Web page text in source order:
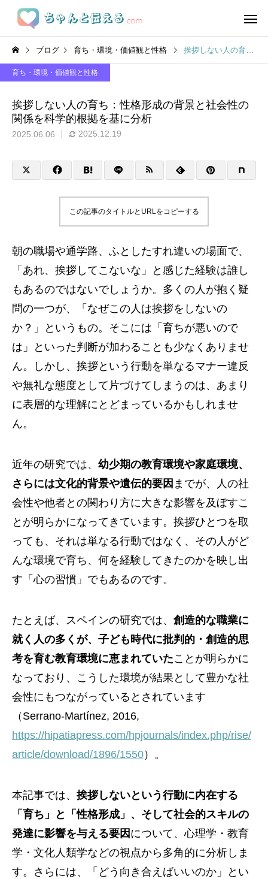
ブログ 育ち・環境・価値観と性格 挨拶しない人の育ち：性格形成の背景と社会性の関係を科学的根拠を基に分析
育ち・環境・価値観と性格
挨拶しない人の育ち：性格形成の背景と社会性の
関係を科学的根拠を基に分析
2025.06.06 2025.12.19
この記事のタイトルとURLをコピーする
朝の職場や通学路、ふとしたすれ違いの場面で、
「あれ、挨拶してこないな」と感じた経験は誰し
もあるのではないでしょうか。多くの人が抱く疑
問の一つが、「なぜこの人は挨拶をしないの
か？」というもの。そこには「育ちが悪いので
は」といった判断が加わることも少なくありませ
ん。しかし、挨拶という行動を単なるマナー違反
や無礼な態度として片づけてしまうのは、あまり
に表層的な理解にとどまっているかもしれませ
ん。
近年の研究では、 幼少期の教育環境や家庭環境、
さらには文化的背景や遺伝的要因 までが、人の社
会性や他者との関わり方に大きな影響を及ぼすこ
とが明らかになってきています。挨拶ひとつを取
っても、それは単なる行動ではなく、その人がど
んな環境で育ち、何を経験してきたのかを映し出
す「心の習慣」でもあるのです。
たとえば、スペインの研究では、 創造的な職業に
就く人の多くが、子ども時代に批判的・創造的思
考を育む教育環境に恵まれていたことが明らかに
なっており、こうした環境が結果として豊かな社
会性にもつながっているとされています
（Serrano-Martínez, 2016,
https://hipatiapress.com/hpjournals/index.php/rise/
article/download/1896/1550）。
本記事では、 挨拶しないという行動に内在する
「育ち」と「性格形成」、そして社会的スキルの
発達に影響を与える要因 について、心理学・教育
学・文化人類学などの視点から多角的に分析しま
す。さらには、「どう向き合えばいいのか」とい